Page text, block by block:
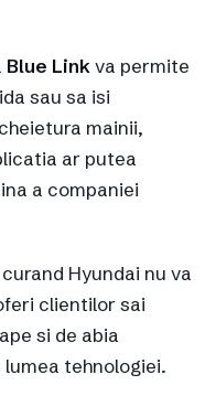
Blue Linkva permite
sau sa isi
mainii,
ar putea
a companiei
Hyundai nu va
clientilor sai
si de abia
tehnologiei.